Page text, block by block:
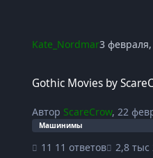
Kate_Nordmar3
Gothic Movies by
Автор ScareCrow,22
Машинимы
11 ответов